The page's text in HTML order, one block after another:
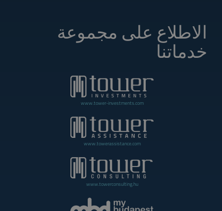
الاطلاع على مجموعة
خدماتنا
www.tower-investments.com
www.towerassistance.com
www.towerconsulting.hu